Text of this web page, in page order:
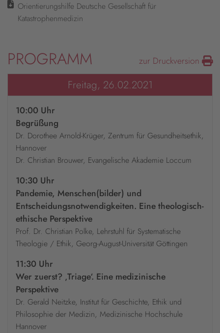
Orientierungshilfe Deutsche Gesellschaft für
Katastrophenmedizin
PROGRAMM zur Druckversion
Freitag, 26.02.2021
10:00 Uhr
Begrüßung
Dr. Dorothee Arnold-Krüger, Zentrum für Gesundheitsethik,
Hannover
Dr. Christian Brouwer, Evangelische Akademie Loccum
10:30 Uhr
Pandemie, Menschen(bilder) und
Entscheidungsnotwendigkeiten. Eine theologisch-
ethische Perspektive
Prof. Dr. Christian Polke, Lehrstuhl für Systematische
Theologie / Ethik, Georg-August-Universität Göttingen
11:30 Uhr
Wer zuerst? ‚Triage‘. Eine medizinische
Perspektive
Dr. Gerald Neitzke, Institut für Geschichte, Ethik und
Philosophie der Medizin, Medizinische Hochschule
Hannover